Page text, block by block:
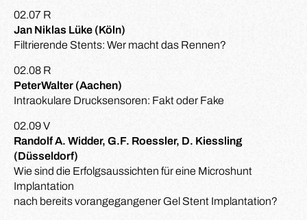
02.07 R
Jan Niklas Lüke (Köln)
Filtrierende Stents: Wer macht das Rennen?
02.08 R
PeterWalter (Aachen)
Intraokulare Drucksensoren: Fakt oder Fake
02.09 V
Randolf A. Widder, G.F. Roessler, D. Kiessling
(Düsseldorf)
Wie sind die Erfolgsaussichten für eine Microshunt
Implantation
nach bereits vorangegangener Gel Stent Implantation?